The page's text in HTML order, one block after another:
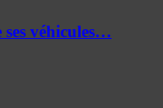
véhicules…